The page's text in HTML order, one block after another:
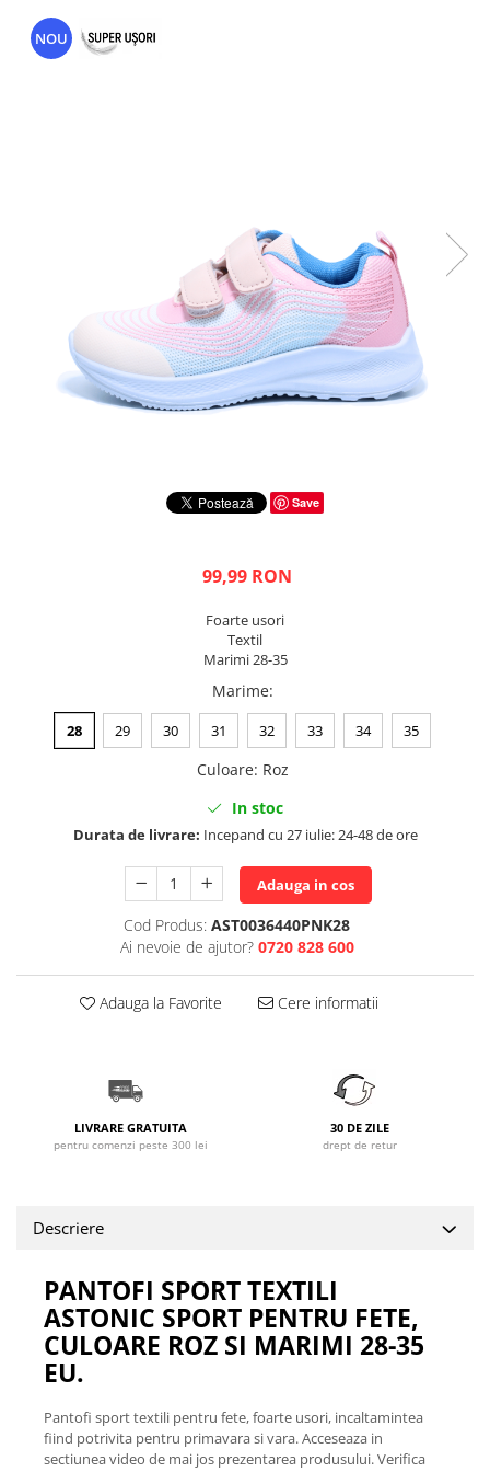
Spiderman
NOU
Save
99,99 RON
Foarte usori
Textil
Marimi 28-35
Marime:
28 29 30 31 32 33 34 35
Culoare: Roz
In stoc
Durata de livrare: Incepand cu 27 iulie: 24-48 de ore
Adauga in cos
Cod Produs: AST0036440PNK28
Ai nevoie de ajutor? 0720 828 600
Adauga la Favorite Cere informatii
LIVRARE GRATUITA
pentru comenzi peste 300 lei
30 DE ZILE
drept de retur
Descriere
PANTOFI SPORT TEXTILI
ASTONIC SPORT PENTRU FETE,
CULOARE ROZ SI MARIMI 28-35
EU.
Pantofi sport textili pentru fete, foarte usori, incaltamintea
fiind potrivita pentru primavara si vara. Acceseaza in
sectiunea video de mai jos prezentarea produsului. Verifica